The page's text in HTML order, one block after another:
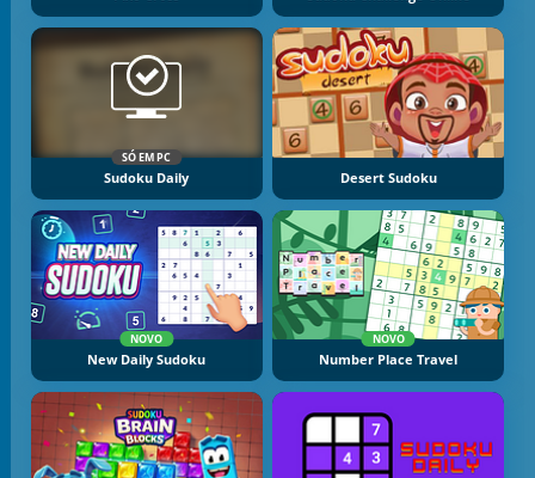
SÓ EM PC
Sudoku Daily Desert Sudoku
NOVO
New Daily Sudoku
NOVO
Number Place Travel